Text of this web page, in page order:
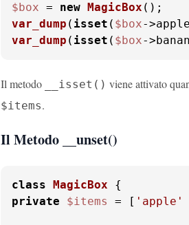
$box = new MagicBox
var_dump ( isset ( $box-
var_dump ( isset ( $box-
Il metodo __isset() viene attivato
$items.
Il Metodo __unset()
class MagicBox
private
$items = [ 'apple'